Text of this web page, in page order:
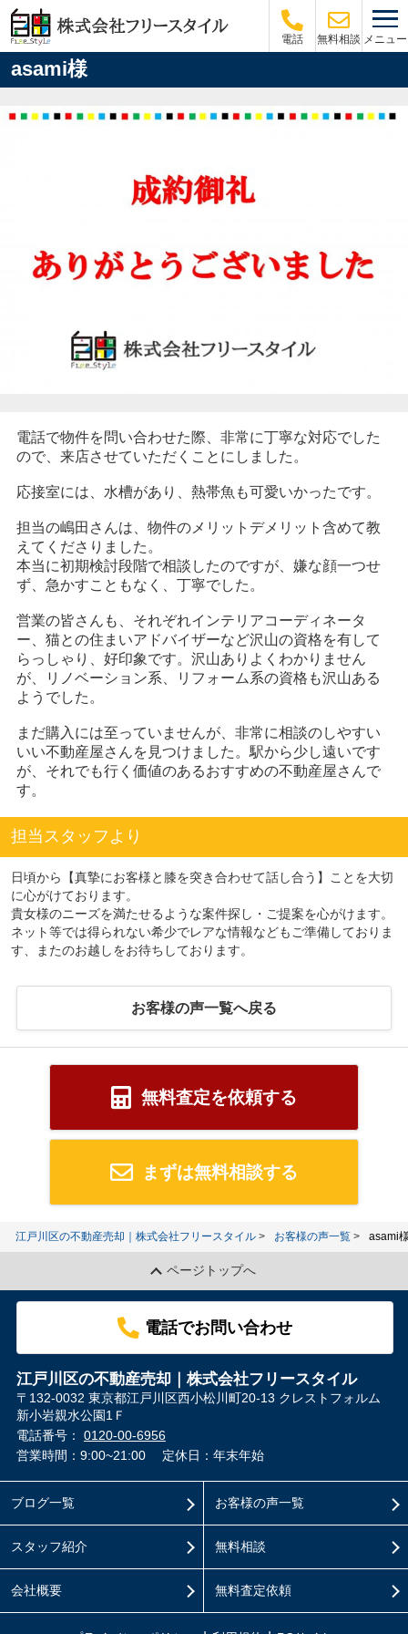
電話 無料相談 メニュー
asami様
電話で物件を問い合わせた際、非常に丁寧な対応でした
ので、来店させていただくことにしました。
応接室には、水槽があり、熱帯魚も可愛いかったです。
担当の嶋田さんは、物件のメリットデメリット含めて教
えてくださりました。
本当に初期検討段階で相談したのですが、嫌な顔一つせ
ず、急かすこともなく、丁寧でした。
営業の皆さんも、それぞれインテリアコーディネータ
ー、猫との住まいアドバイザーなど沢山の資格を有して
らっしゃり、好印象です。沢山ありよくわかりません
が、リノベーション系、リフォーム系の資格も沢山ある
ようでした。
まだ購入には至っていませんが、非常に相談のしやすい
いい不動産屋さんを見つけました。駅から少し遠いです
が、それでも行く価値のあるおすすめの不動産屋さんで
す。
担当スタッフより
日頃から【真摯にお客様と膝を突き合わせて話し合う】ことを大切
に心がけております。
貴女様のニーズを満たせるような案件探し・ご提案を心がけます。
ネット等では得られない希少でレアな情報などもご準備しておりま
す、またのお越しをお待ちしております。
お客様の声一覧へ戻る
無料査定を依頼する
まずは無料相談する
江戸川区の不動産売却｜株式会社フリースタイル お客様の声一覧 asami
ページトップへ
電話でお問い合わせ
江戸川区の不動産売却｜株式会社フリースタイル
〒132-0032 東京都江戸川区西小松川町20-13 クレストフォルム
新小岩親水公園1Ｆ
電話番号： 0120-00-6956
営業時間：9:00~21:00
定休日：年末年始
ブログ一覧
スタッフ紹介
会社概要
お客様の声一覧
無料相談
無料査定依頼